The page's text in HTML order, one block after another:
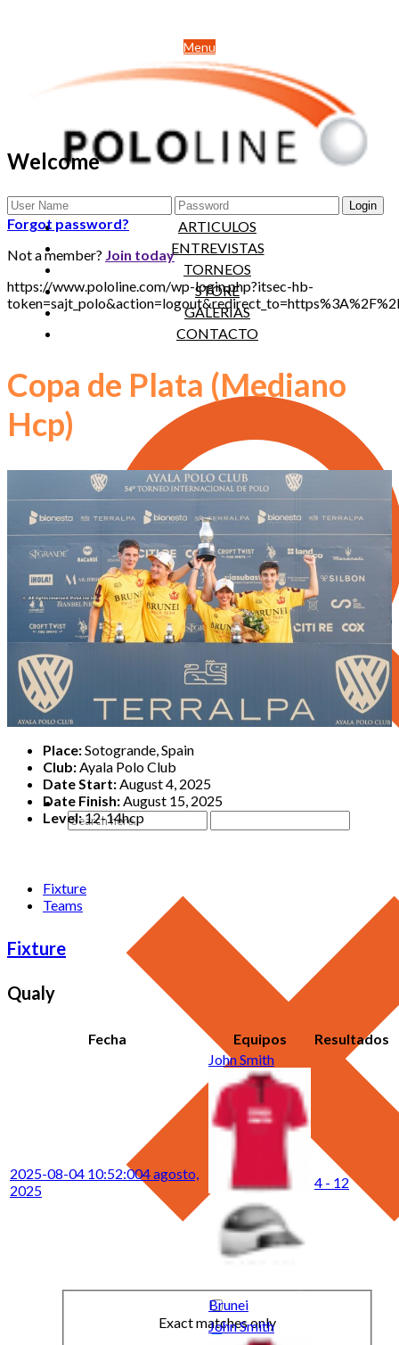
Menu
NOTICIAS
ARTICULOS
ENTREVISTAS
TORNEOS
STORE
GALERIAS
CONTACTO
Exact matches only
Welcome
Forgot password?
Not a member? Join today
https://www.pololine.com/wp-login.php?itsec-hb-
Copa de Plata (Mediano
Hcp)
Place:Sotogrande, Spain
Club:Ayala Polo Club
Date Start:August 4, 2025
Date Finish:August 15, 2025
Level:12-14hcp
Fixture
Teams
Fixture
Qualy
Fecha Equipos Resultados
2025-08-04 10:52:004 agosto,
2025
John Smith
Brunei
4 - 12
John Smith